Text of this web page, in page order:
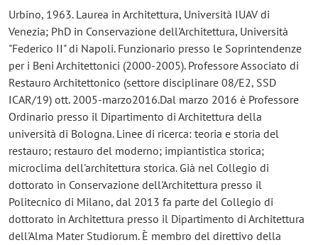
Urbino, 1963. Laurea in Architettura, Università IUAV di
Venezia; PhD in Conservazione dell'Architettura, Università
"Federico II" di Napoli. Funzionario presso le Soprintendenze
per i Beni Architettonici (2000-2005). Professore Associato di
Restauro Architettonico (settore disciplinare 08/E2, SSD
ICAR/19) ott. 2005-marzo2016.Dal marzo 2016 è Professore
Ordinario presso il Dipartimento di Architettura della
università di Bologna. Linee di ricerca: teoria e storia del
restauro; restauro del moderno; impiantistica storica;
microclima dell'architettura storica. Già nel Collegio di
dottorato in Conservazione dell'Architettura presso il
Politecnico di Milano, dal 2013 fa parte del Collegio di
dottorato in Architettura presso il Dipartimento di Architettura
dell'Alma Mater Studiorum. È membro del direttivo della